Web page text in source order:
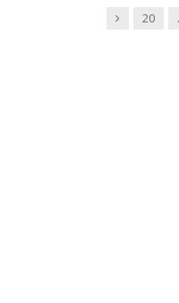
20
Next